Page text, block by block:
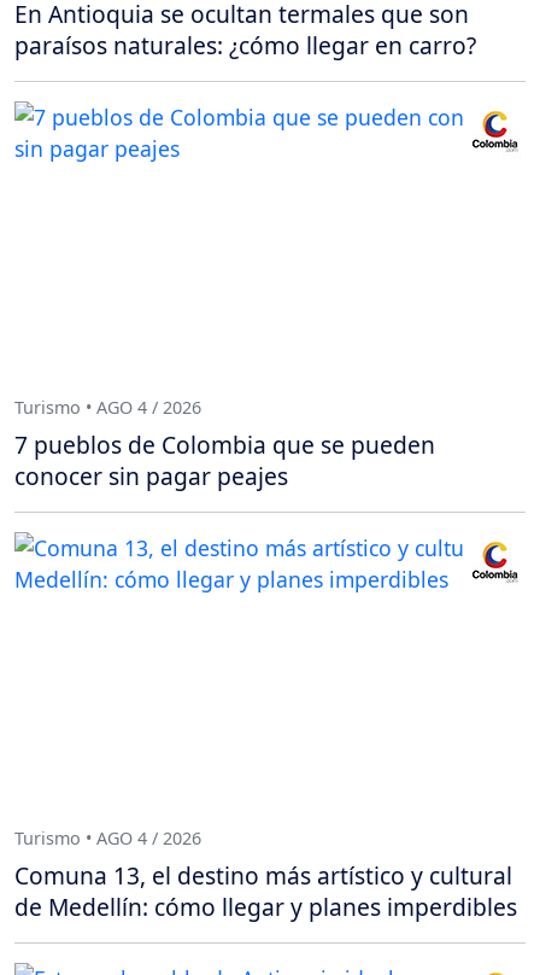
En Antioquia se ocultan termales que son
paraísos naturales: ¿cómo llegar en carro?
Turismo • AGO 4 / 2026
7 pueblos de Colombia que se pueden
conocer sin pagar peajes
Turismo • AGO 4 / 2026
Comuna 13, el destino más artístico y cultural
de Medellín: cómo llegar y planes imperdibles